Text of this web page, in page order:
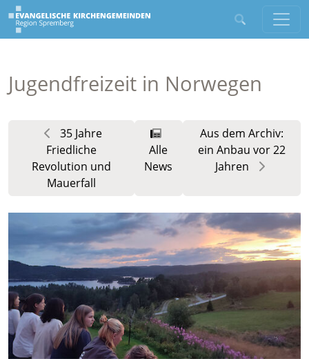
Jugendfreizeit in Norwegen
35 Jahre
Friedliche
Revolution und
Mauerfall
Alle
News
Aus dem Archiv:
ein Anbau vor 22
Jahren